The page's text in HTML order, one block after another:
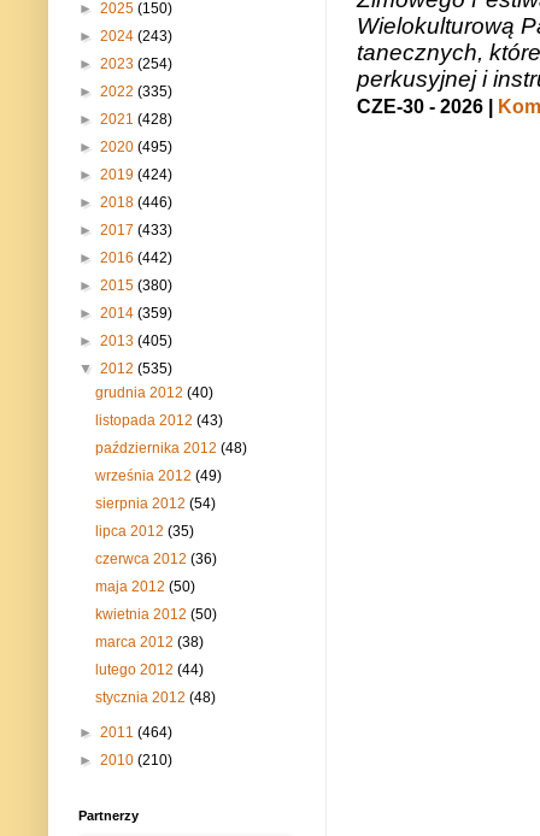
Wielokulturową
tanecznych,
perkusyjnej i
CZE-30 - 2026 |
► 2025 (150)
► 2024 (243)
► 2023 (254)
► 2022 (335)
► 2021 (428)
► 2020 (495)
► 2019 (424)
► 2018 (446)
► 2017 (433)
► 2016 (442)
► 2015 (380)
► 2014 (359)
► 2013 (405)
▼ 2012 (535)
grudnia 2012(40)
listopada 2012(43)
października 2012(48)
września 2012(49)
sierpnia 2012(54)
lipca 2012(35)
czerwca 2012(36)
maja 2012(50)
kwietnia 2012(50)
marca 2012(38)
lutego 2012(44)
stycznia 2012(48)
► 2011 (464)
► 2010 (210)
Partnerzy